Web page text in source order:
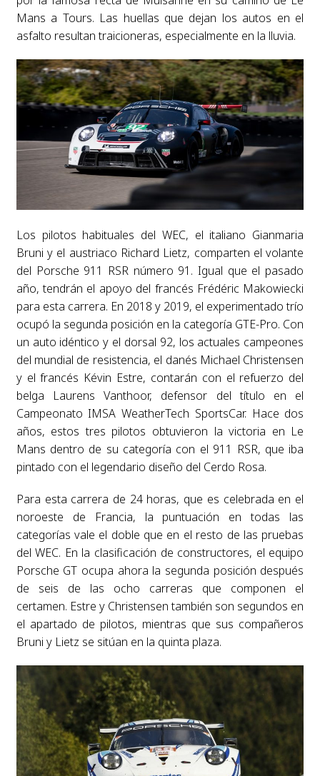
Mans a Tours. Las huellas que dejan los autos en el
asfalto resultan traicioneras, especialmente en la lluvia.
Los pilotos habituales del WEC, el italiano Gianmaria
Bruni y el austriaco Richard Lietz, comparten el volante
del Porsche 911 RSR número 91. Igual que el pasado
año, tendrán el apoyo del francés Frédéric Makowiecki
para esta carrera. En 2018 y 2019, el experimentado trío
ocupó la segunda posición en la categoría GTE-Pro. Con
un auto idéntico y el dorsal 92, los actuales campeones
del mundial de resistencia, el danés Michael Christensen
y el francés Kévin Estre, contarán con el refuerzo del
belga Laurens Vanthoor, defensor del título en el
Campeonato IMSA WeatherTech SportsCar. Hace dos
años, estos tres pilotos obtuvieron la victoria en Le
Mans dentro de su categoría con el 911 RSR, que iba
pintado con el legendario diseño del Cerdo Rosa.
Para esta carrera de 24 horas, que es celebrada en el
noroeste de Francia, la puntuación en todas las
categorías vale el doble que en el resto de las pruebas
del WEC. En la clasificación de constructores, el equipo
Porsche GT ocupa ahora la segunda posición después
de seis de las ocho carreras que componen el
certamen. Estre y Christensen también son segundos en
el apartado de pilotos, mientras que sus compañeros
Bruni y Lietz se sitúan en la quinta plaza.